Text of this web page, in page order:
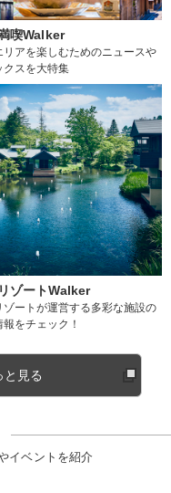
喫Walker
リアを楽しむためのニュースや
クスを大特集
ゾートWalker
ゾートが運営する多彩な施設の
報をチェック！
と見る
イベントを紹介